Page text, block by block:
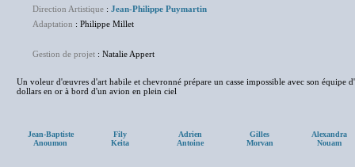
Direction Artistique : Jean-Philippe Puymartin
Adaptation : Philippe Millet
Gestion de projet : Natalie Appert
Un voleur d'œuvres d'art habile et chevronné prépare un casse impossible avec son équipe
dollars en or à bord d'un avion en plein ciel
Jean-Baptiste
Anoumon
Fily
Keita
Adrien
Antoine
Gilles
Morvan
Alexandra
Nouam